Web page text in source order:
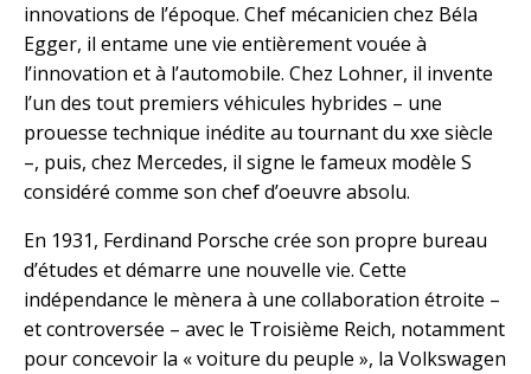
innovations de l’époque. Chef mécanicien chez Béla
Egger, il entame une vie entièrement vouée à
l’innovation et à l’automobile. Chez Lohner, il invente
l’un des tout premiers véhicules hybrides – une
prouesse technique inédite au tournant du xxe siècle
–, puis, chez Mercedes, il signe le fameux modèle S
considéré comme son chef d’oeuvre absolu.
En 1931, Ferdinand Porsche crée son propre bureau
d’études et démarre une nouvelle vie. Cette
indépendance le mènera à une collaboration étroite –
et controversée – avec le Troisième Reich, notamment
pour concevoir la « voiture du peuple », la Volkswagen